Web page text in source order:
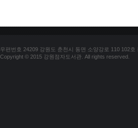
우편번호 24209 강원도 춘천시 동면 소양강로 110 102
Copyright © 2015 강원점자도서관. All rights reserved.